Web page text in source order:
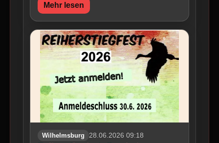
Mehr lesen
Wilhelmsburg 28.06.2026 09:18